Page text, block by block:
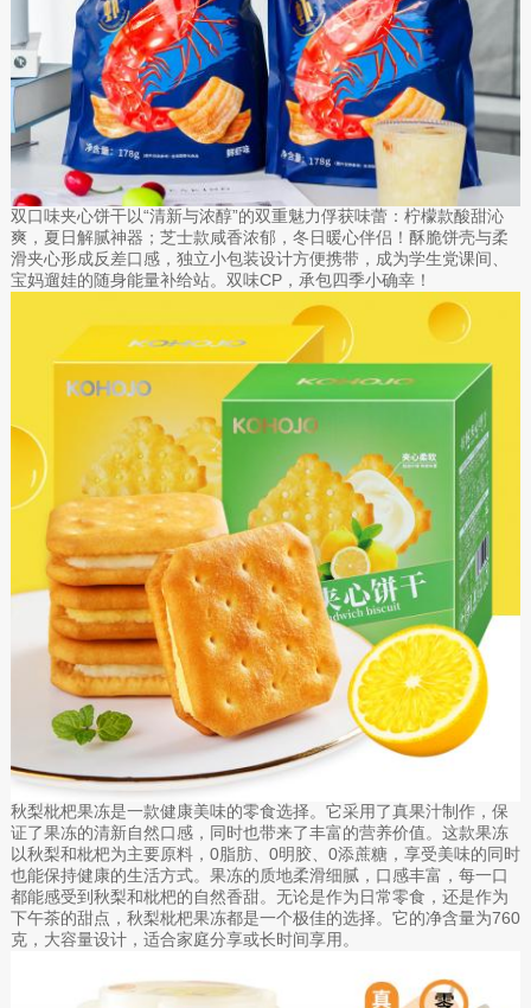
双口味夹心饼干以“清新与浓醇”的双重魅力俘获味蕾：柠檬款酸甜沁
爽，夏日解腻神器；芝士款咸香浓郁，冬日暖心伴侣！酥脆饼壳与柔
滑夹心形成反差口感，独立小包装设计方便携带，成为学生党课间、
宝妈遛娃的随身能量补给站。双味CP，承包四季小确幸！
秋梨枇杷果冻是一款健康美味的零食选择。它采用了真果汁制作，保
证了果冻的清新自然口感，同时也带来了丰富的营养价值。这款果冻
以秋梨和枇杷为主要原料，0脂肪、0明胶、0添蔗糖，享受美味的同时
也能保持健康的生活方式。果冻的质地柔滑细腻，口感丰富，每一口
都能感受到秋梨和枇杷的自然香甜。无论是作为日常零食，还是作为
下午茶的甜点，秋梨枇杷果冻都是一个极佳的选择。它的净含量为760
克，大容量设计，适合家庭分享或长时间享用。